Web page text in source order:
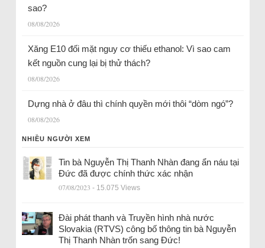
sao?
08/08/2026
Xăng E10 đối mặt nguy cơ thiếu ethanol: Vì sao cam
kết nguồn cung lại bị thử thách?
08/08/2026
Dựng nhà ở đâu thì chính quyền mới thôi “dòm ngó”?
08/08/2026
NHIỀU NGƯỜI XEM
Tin bà Nguyễn Thị Thanh Nhàn đang ẩn náu tại
Đức đã được chính thức xác nhận
07/08/2023 - 15.075 Views
Đài phát thanh và Truyền hình nhà nước
Slovakia (RTVS) công bố thông tin bà Nguyễn
Thị Thanh Nhàn trốn sang Đức!